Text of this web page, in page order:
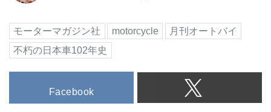
モーターマガジン社 motorcycle
月刊オートバイ
不朽の日本車102年史
Facebook